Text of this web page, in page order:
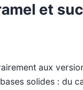
et
aux
solides : du